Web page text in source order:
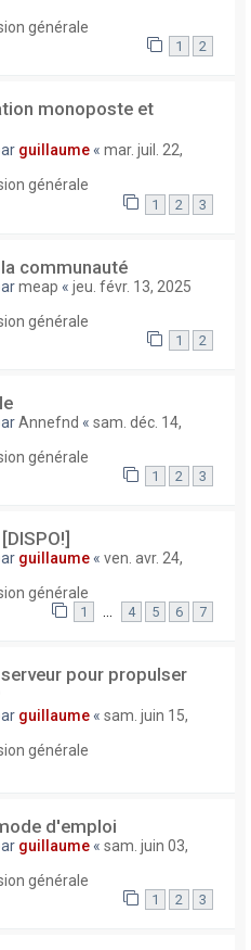
générale
1 2
monoposte et
guillaume « mar. juil. 22,
générale
1 2 3
communauté
meap « jeu. févr. 13, 2025
générale
1 2
Annefnd « sam. déc. 14,
générale
1 2 3
guillaume « ven. avr. 24,
générale
1 … 4 5 6 7
pour propulser
guillaume « sam. juin 15,
générale
d'emploi
guillaume « sam. juin 03,
générale
1 2 3